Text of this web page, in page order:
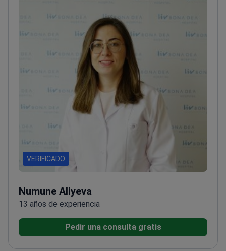
VERIFICADO
Numune Aliyeva
13 años de experiencia
Pedir una consulta gratis